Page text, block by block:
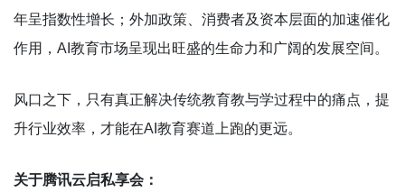
年呈指数性增长；外加政策、消费者及资本层面的加速催化
作用，AI教育市场呈现出旺盛的生命力和广阔的发展空间。
风口之下，只有真正解决传统教育教与学过程中的痛点，提
升行业效率，才能在AI教育赛道上跑的更远。
关于腾讯云启私享会：